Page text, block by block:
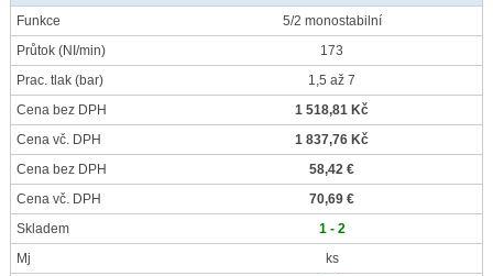
Funkce
5/2 monostabilní
Průtok (NI/min)
173
Prac. tlak (bar)
1,5 až 7
Cena bez DPH
1 518,81 Kč
Cena vč. DPH
1 837,76 Kč
Cena bez DPH
58,42 €
Cena vč. DPH
70,69 €
Skladem
1 - 2
Mj
ks